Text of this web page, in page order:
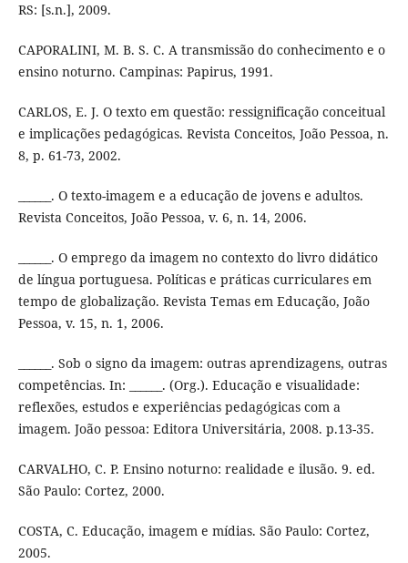
RS: [s.n.], 2009.
CAPORALINI, M. B. S. C. A transmissão do conhecimento e o
ensino noturno. Campinas: Papirus, 1991.
CARLOS, E. J. O texto em questão: ressignificação conceitual
e implicações pedagógicas. Revista Conceitos, João Pessoa, n.
8, p. 61-73, 2002.
______. O texto-imagem e a educação de jovens e adultos.
Revista Conceitos, João Pessoa, v. 6, n. 14, 2006.
______. O emprego da imagem no contexto do livro didático
de língua portuguesa. Políticas e práticas curriculares em
tempo de globalização. Revista Temas em Educação, João
Pessoa, v. 15, n. 1, 2006.
______. Sob o signo da imagem: outras aprendizagens, outras
competências. In: ______. (Org.). Educação e visualidade:
reflexões, estudos e experiências pedagógicas com a
imagem. João pessoa: Editora Universitária, 2008. p.13-35.
CARVALHO, C. P. Ensino noturno: realidade e ilusão. 9. ed.
São Paulo: Cortez, 2000.
COSTA, C. Educação, imagem e mídias. São Paulo: Cortez,
2005.